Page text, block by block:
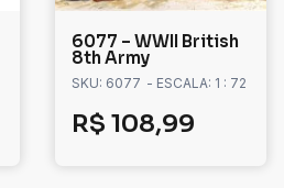
6077 – WWII British
8th Army
SKU: 6077 - ESCALA: 1 : 72
R$ 108,99